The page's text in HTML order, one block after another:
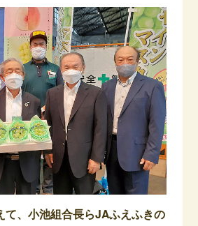
て、小池組合長らJAふえふきの